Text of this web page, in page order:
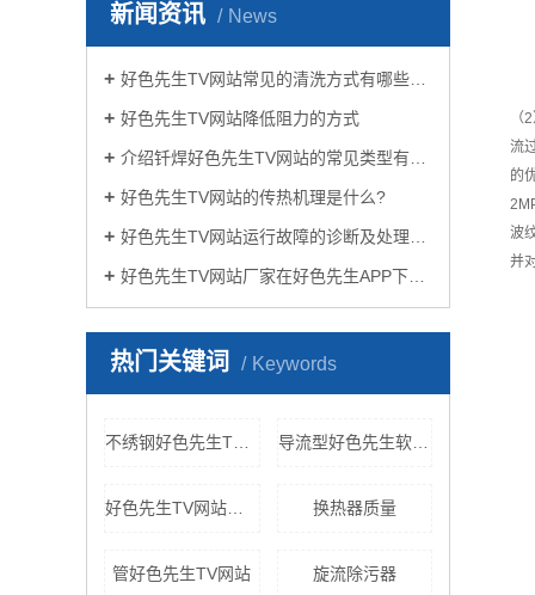
新闻资讯 News
好色先生TV网站常见的清洗方式有哪些？
好色先生TV网站降低阻力的方式
介绍钎焊好色先生TV网站的常见类型有哪些
好色先生TV网站的传热机理是什么?
好色先生TV网站运行故障的诊断及处理方法
好色先生TV网站厂家在好色先生APP下载苹果手机安装生活中有哪些作用？
热门关键词 Keywords
导流型好色先生软件免费下载
换热器质量
管好色先生TV网站 旋流除污器
流
的
波
并